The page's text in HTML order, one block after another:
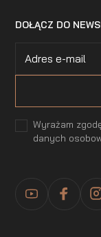
DOŁĄCZ DO
Wyrażam
danych